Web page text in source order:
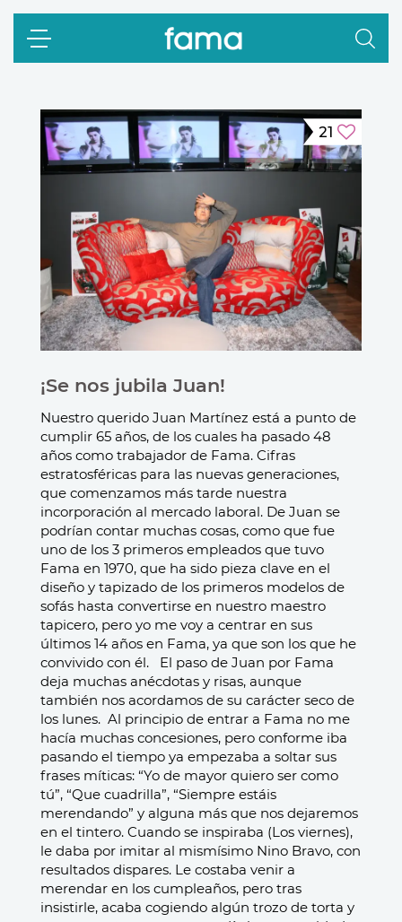
21
¡Se nos jubila Juan!
Nuestro querido Juan Martínez está a punto de
cumplir 65 años, de los cuales ha pasado 48
años como trabajador de Fama. Cifras
estratosféricas para las nuevas generaciones,
que comenzamos más tarde nuestra
incorporación al mercado laboral. De Juan se
podrían contar muchas cosas, como que fue
uno de los 3 primeros empleados que tuvo
Fama en 1970, que ha sido pieza clave en el
diseño y tapizado de los primeros modelos de
sofás hasta convertirse en nuestro maestro
tapicero, pero yo me voy a centrar en sus
últimos 14 años en Fama, ya que son los que he
convivido con él. El paso de Juan por Fama
deja muchas anécdotas y risas, aunque
también nos acordamos de su carácter seco de
los lunes. Al principio de entrar a Fama no me
hacía muchas concesiones, pero conforme iba
pasando el tiempo ya empezaba a soltar sus
frases míticas: “Yo de mayor quiero ser como
tú”, “Que cuadrilla”, “Siempre estáis
merendando” y alguna más que nos dejaremos
en el tintero. Cuando se inspiraba (Los viernes),
le daba por imitar al mismísimo Nino Bravo, con
resultados dispares. Le costaba venir a
merendar en los cumpleaños, pero tras
insistirle, acaba cogiendo algún trozo de torta y